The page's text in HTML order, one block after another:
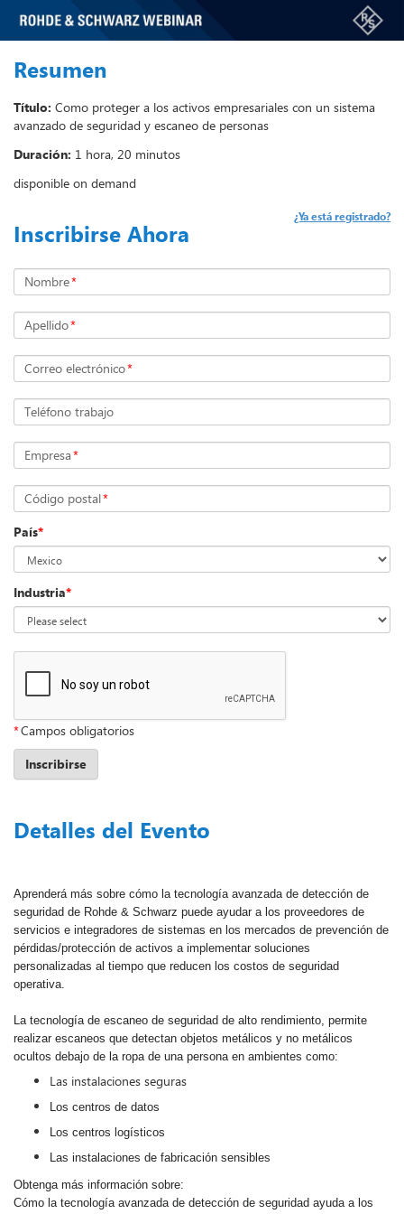
Resumen
Título: Como proteger a los activos empresariales con un sistema
avanzado de seguridad y escaneo de personas
Duración: 1 hora, 20 minutos
disponible on demand
Inscribirse Ahora
¿Ya está registrado?
Nombre*
Apellido*
Correo electrónico*
Teléfono trabajo
Empresa*
Código postal*
País*
Industria*
*Campos obligatorios
Inscribirse
Detalles del Evento
Aprenderá más sobre cómo la tecnología avanzada de detección de
seguridad de Rohde & Schwarz puede ayudar a los proveedores de
servicios e integradores de sistemas en los mercados de prevención de
pérdidas/protección de activos a implementar soluciones
personalizadas al tiempo que reducen los costos de seguridad
operativa.
La tecnología de escaneo de seguridad de alto rendimiento, permite
realizar escaneos que detectan objetos metálicos y no metálicos
ocultos debajo de la ropa de una persona en ambientes como:
Las instalaciones seguras
Los centros de datos
Los centros logísticos
Las instalaciones de fabricación sensibles
Obtenga más información sobre:
Cómo la tecnología avanzada de detección de seguridad ayuda a los